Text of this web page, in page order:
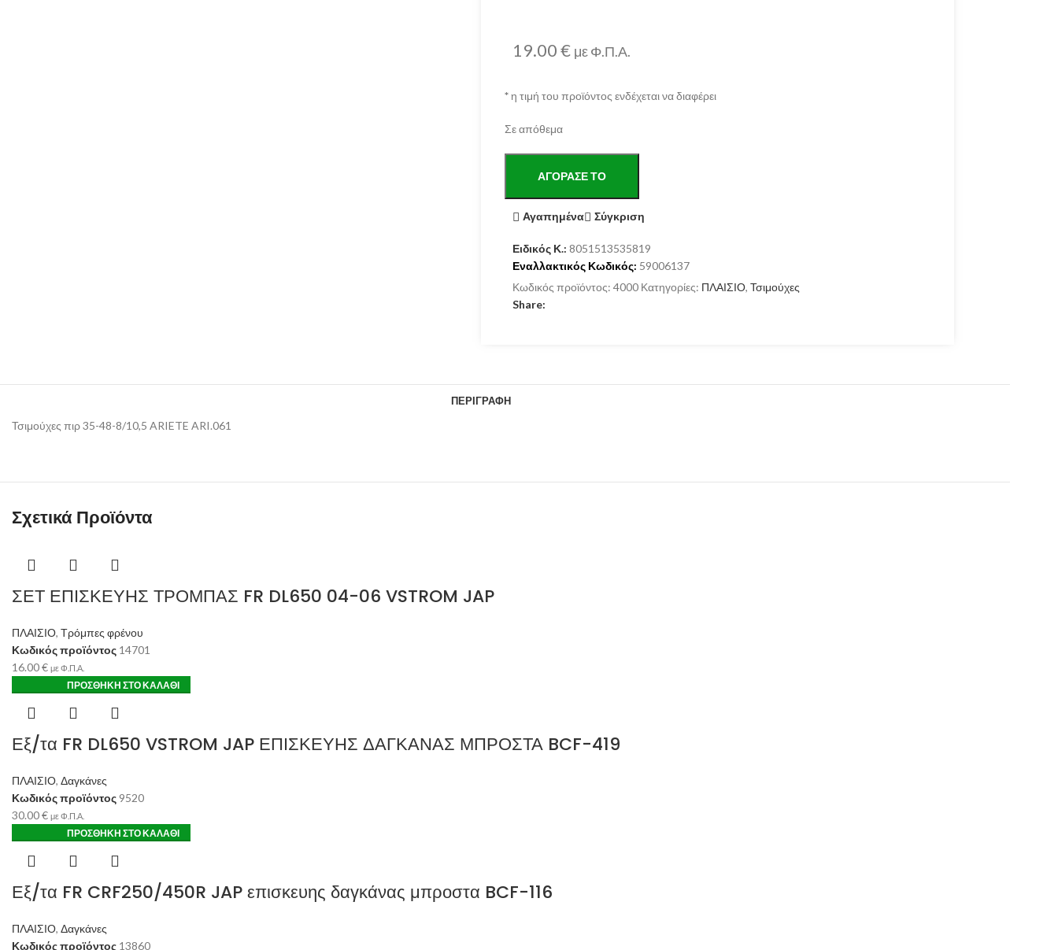
19.00€ με Φ.Π.Α.
*η τιμή του προϊόντος ενδέχεται να διαφέρει
Σε απόθεμα
ΑΓΌΡΑΣΕ ΤΟ
Αγαπημένα Σύγκριση
Ειδικός Κ.: 8051513535819
Εναλλακτικός Κωδικός: 59006137
Κωδικός προϊόντος: 4000 Κατηγορίες: ΠΛΑΙΣΙΟ, Τσιμούχες
Share:
ΠΕΡΙΓΡΑΦΉ
Τσιμούχες πιρ 35-48-8/10,5 ARIETE ARI.061
Σχετικά Προϊόντα
ΣΕΤ ΕΠΙΣΚΕΥΗΣ ΤΡΟΜΠΑΣ FR DL650 04-06 VSTROM JAP
ΠΛΑΙΣΙΟ, Τρόμπες φρένου
Κωδικός προϊόντος 14701
16.00€ με Φ.Π.Α.
ΠΡΟΣΘΉΚΗ ΣΤΟ ΚΑΛΆΘΙ
Εξ/τα FR DL650 VSTROM JAP ΕΠΙΣΚΕΥΗΣ ΔΑΓΚΑΝΑΣ ΜΠΡΟΣΤΑ BCF-419
ΠΛΑΙΣΙΟ, Δαγκάνες
Κωδικός προϊόντος 9520
30.00€ με Φ.Π.Α.
ΠΡΟΣΘΉΚΗ ΣΤΟ ΚΑΛΆΘΙ
Εξ/τα FR CRF250/450R JAP επισκευης δαγκάνας μπροστα BCF-116
ΠΛΑΙΣΙΟ, Δαγκάνες
Κωδικός προϊόντος 13860